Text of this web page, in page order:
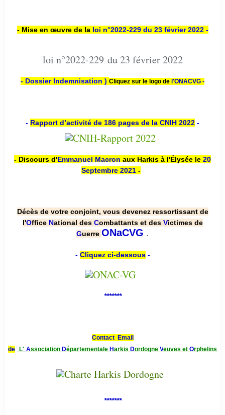
- Mise en œuvre de la loi n°2022-229 du 23 février 2022 -
loi n°2022-229 du 23 février 2022
- Dossier Indemnisation ) Cliquez sur le logo de l'ONACVG -
- Rapport d’activité de 186 pages de la CNIH 2022 -
- Discours d'Emmanuel Macron aux Harkis à l'Élysée le 20
Septembre 2021 -
Décès de votre conjoint, vous devenez ressortissant de
l'Office National des Combattants et des Victimes de
Guerre ONaCVG .
- Cliquez ci-dessous-
*******
Contact Email
de
L' Association Départementale Harkis Dordogne Veuves et Orphelins
*******